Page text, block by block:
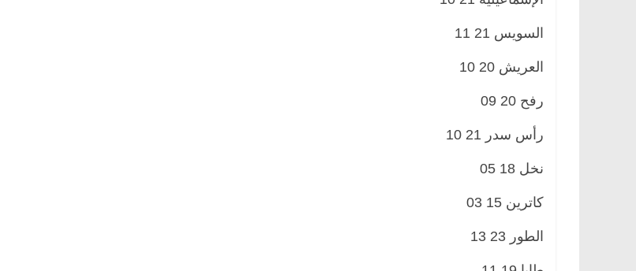
السويس 21 11
العريش 20 10
رفح 20 09
رأس سدر 21 10
نخل 18 05
كاترين 15 03
الطور 23 13